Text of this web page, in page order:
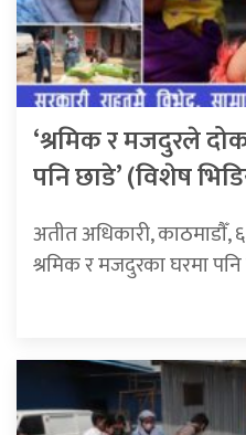
‘श्रमिक र मजदुरले
पनि छाडे’ (विशेष
अतीत अधिकारी,
श्रमिक र मजदुरका घरमा